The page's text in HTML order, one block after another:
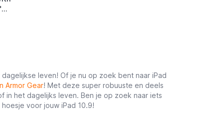
leven! Of je nu op zoek bent naar iPad
Armor Gear! Met deze super robuuste en deels
in het dagelijks leven. Ben je op zoek naar iets
voor jouw iPad 10.9!